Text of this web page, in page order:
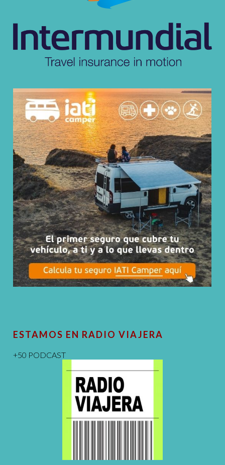
ESTAMOS EN RADIO VIAJERA
+50 PODCAST